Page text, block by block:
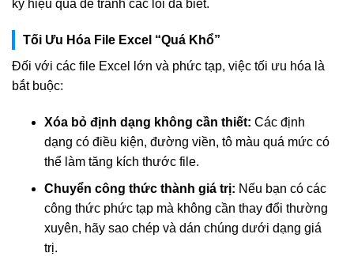
kỳ hiệu quả để tránh các lỗi đã biết.
Tối Ưu Hóa File Excel “Quá Khổ”
Đối với các file Excel lớn và phức tạp, việc tối ưu hóa là
bắt buộc:
Xóa bỏ định dạng không cần thiết: Các định
dạng có điều kiện, đường viền, tô màu quá mức có
thể làm tăng kích thước file.
Chuyển công thức thành giá trị: Nếu bạn có các
công thức phức tạp mà không cần thay đổi thường
xuyên, hãy sao chép và dán chúng dưới dạng giá
trị.